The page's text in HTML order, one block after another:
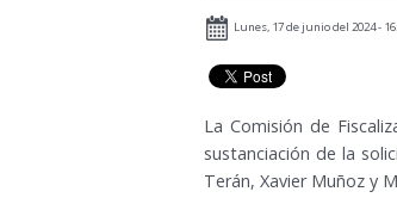
Lunes, 17 de junio del 2024 -
La Comisión de
sustanciación de la
Terán, Xavier Muñoz y